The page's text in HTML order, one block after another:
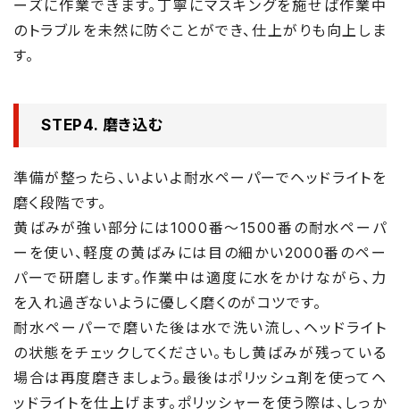
ーズに作業できます。丁寧にマスキングを施せば作業中
のトラブルを未然に防ぐことができ、仕上がりも向上しま
す。
STEP4. 磨き込む
準備が整ったら、いよいよ耐水ペーパーでヘッドライトを
磨く段階です。
黄ばみが強い部分には1000番～1500番の耐水ペーパ
ーを使い、軽度の黄ばみには目の細かい2000番のペー
パーで研磨します。作業中は適度に水をかけながら、力
を入れ過ぎないように優しく磨くのがコツです。
耐水ペーパーで磨いた後は水で洗い流し、ヘッドライト
の状態をチェックしてください。もし黄ばみが残っている
場合は再度磨きましょう。最後はポリッシュ剤を使ってヘ
ッドライトを仕上げます。ポリッシャーを使う際は、しっか